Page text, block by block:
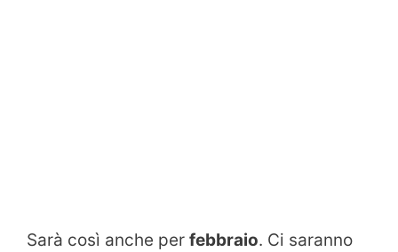
Sarà così anche per febbraio. Ci saranno